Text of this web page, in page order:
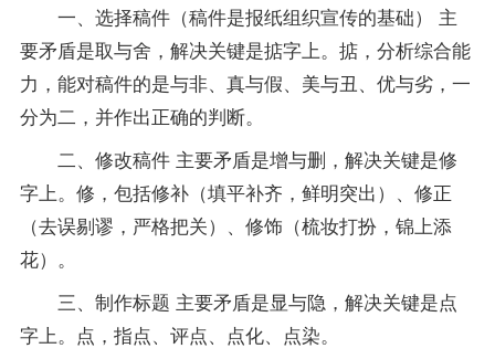
一、选择稿件（稿件是报纸组织宣传的基础） 主
要矛盾是取与舍，解决关键是掂字上。掂，分析综合能
力，能对稿件的是与非、真与假、美与丑、优与劣，一
分为二，并作出正确的判断。
二、修改稿件 主要矛盾是增与删，解决关键是修
字上。修，包括修补（填平补齐，鲜明突出）、修正
（去误剔谬，严格把关）、修饰（梳妆打扮，锦上添
花）。
三、制作标题 主要矛盾是显与隐，解决关键是点
字上。点，指点、评点、点化、点染。